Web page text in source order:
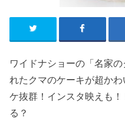
ワイドナショーの「名家
れたクマのケーキが超か
ケ抜群！インスタ映えも
る？